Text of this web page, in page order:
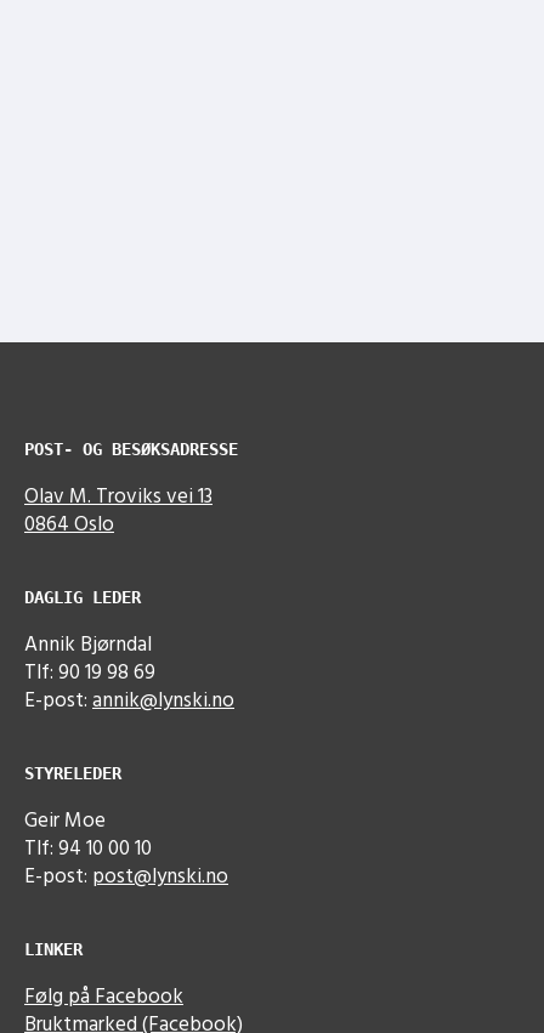
POST- OG BESØKSADRESSE
Olav M. Troviks vei 13
0864 Oslo
DAGLIG LEDER
Annik Bjørndal
Tlf: 90 19 98 69
E-post:annik@lynski.no
STYRELEDER
Geir Moe
Tlf: 94 10 00 10
E-post: post@lynski.no
LINKER
Følg på Facebook
Bruktmarked (Facebook)